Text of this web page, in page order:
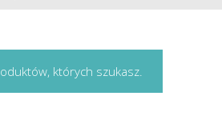
których szukasz.